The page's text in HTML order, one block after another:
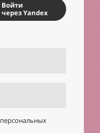
Войти
через Yandex
персональных